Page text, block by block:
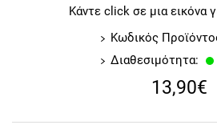
Κάντε click σε μια εικόνα
Κωδικός
Διαθεσιμότητα:
13,90€